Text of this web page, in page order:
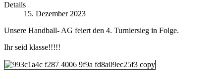
Details
15. Dezember 2023
Unsere Handball- AG feiert den 4. Turniersieg in Folge.
Ihr seid klasse!!!!!